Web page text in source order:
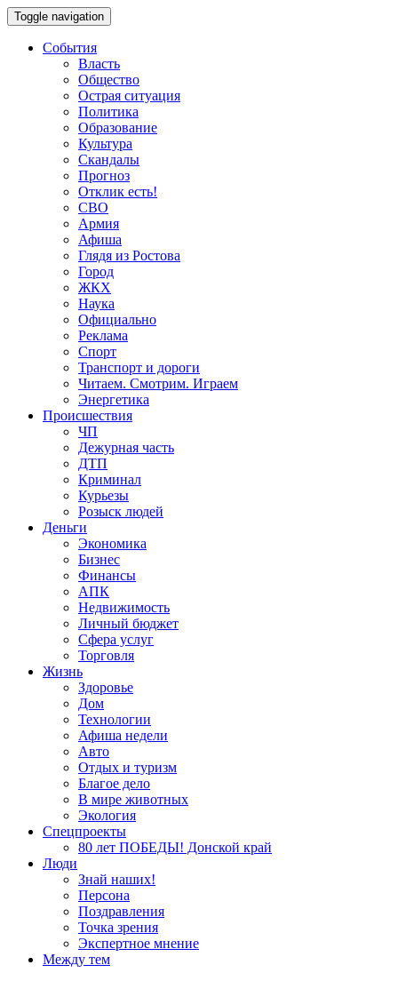
Toggle navigation
События
Власть
Общество
Острая ситуация
Политика
Образование
Культура
Скандалы
Прогноз
Отклик есть!
СВО
Армия
Афиша
Глядя из Ростова
Город
ЖКХ
Наука
Официально
Реклама
Спорт
Транспорт и дороги
Читаем. Смотрим. Играем
Энергетика
Происшествия
ЧП
Дежурная часть
ДТП
Криминал
Курьезы
Розыск людей
Деньги
Экономика
Бизнес
Финансы
АПК
Недвижимость
Личный бюджет
Сфера услуг
Торговля
Жизнь
Здоровье
Дом
Технологии
Афиша недели
Авто
Отдых и туризм
Благое дело
В мире животных
Экология
Спецпроекты
80 лет ПОБЕДЫ! Донской край
Люди
Знай наших!
Персона
Поздравления
Точка зрения
Экспертное мнение
Между тем